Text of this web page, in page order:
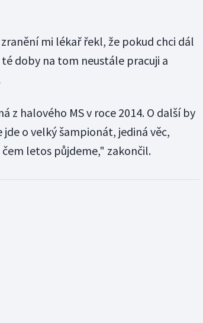
mi lékař řekl, že pokud chci dál
doby na tom neustále pracuji a
z halového MS v roce 2014. O další by
o velký šampionát, jediná věc,
letos půjdeme," zakončil.